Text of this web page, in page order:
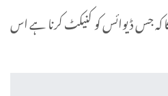
جس ڈیوائس کو کنیکٹ کرنا ہے اس